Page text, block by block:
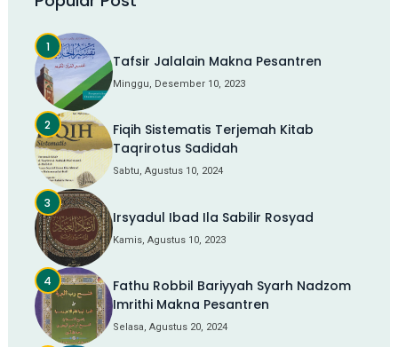
Tafsir Jalalain Makna Pesantren
Minggu, Desember 10, 2023
Fiqih Sistematis Terjemah Kitab
Taqrirotus Sadidah
Sabtu, Agustus 10, 2024
Irsyadul Ibad Ila Sabilir Rosyad
Kamis, Agustus 10, 2023
Fathu Robbil Bariyyah Syarh Nadzom
Imrithi Makna Pesantren
Selasa, Agustus 20, 2024